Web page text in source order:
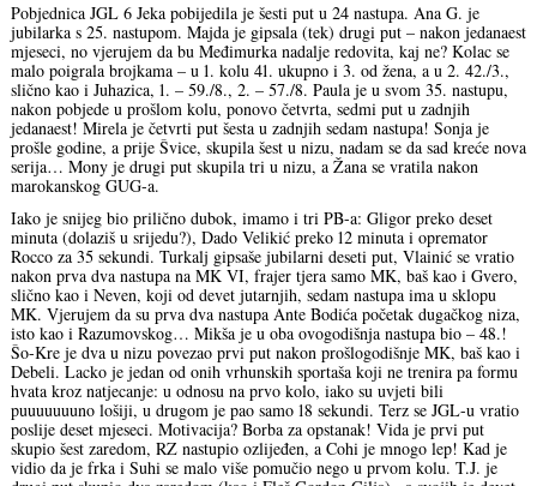
Pobjednica JGL 6 Jeka pobijedila je šesti put u 24 nastupa. Ana G. je
jubilarka s 25. nastupom. Majda je gipsala (tek) drugi put – nakon jedanaest
mjeseci, no vjerujem da bu Međimurka nadalje redovita, kaj ne? Kolac se
malo poigrala brojkama – u 1. kolu 41. ukupno i 3. od žena, a u 2. 42./3.,
slično kao i Juhazica, 1. – 59./8., 2. – 57./8. Paula je u svom 35. nastupu,
nakon pobjede u prošlom kolu, ponovo četvrta, sedmi put u zadnjih
jedanaest! Mirela je četvrti put šesta u zadnjih sedam nastupa! Sonja je
prošle godine, a prije Švice, skupila šest u nizu, nadam se da sad kreće nova
serija… Mony je drugi put skupila tri u nizu, a Žana se vratila nakon
marokanskog GUG-a.
Iako je snijeg bio prilično dubok, imamo i tri PB-a: Gligor preko deset
minuta (dolaziš u srijedu?), Dado Velikić preko 12 minuta i opremator
Rocco za 35 sekundi. Turkalj gipsaše jubilarni deseti put, Vlainić se vratio
nakon prva dva nastupa na MK VI, frajer tjera samo MK, baš kao i Gvero,
slično kao i Neven, koji od devet jutarnjih, sedam nastupa ima u sklopu
MK. Vjerujem da su prva dva nastupa Ante Bodića početak dugačkog niza,
isto kao i Razumovskog… Mikša je u oba ovogodišnja nastupa bio – 48.!
Šo-Kre je dva u nizu povezao prvi put nakon prošlogodišnje MK, baš kao i
Debeli. Lacko je jedan od onih vrhunskih sportaša koji ne trenira pa formu
hvata kroz natjecanje: u odnosu na prvo kolo, iako su uvjeti bili
puuuuuuuno lošiji, u drugom je pao samo 18 sekundi. Terz se JGL-u vratio
poslije deset mjeseci. Motivacija? Borba za opstanak! Vida je prvi put
skupio šest zaredom, RZ nastupio ozlijeđen, a Cohi je mnogo lep! Kad je
vidio da je frka i Suhi se malo više pomučio nego u prvom kolu. T.J. je